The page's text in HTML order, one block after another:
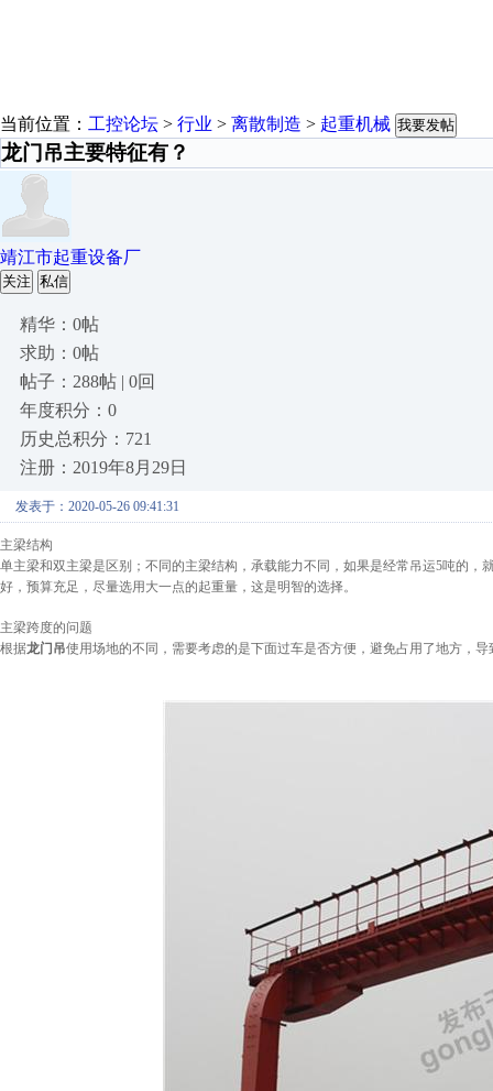
当前位置： 工控论坛 > 行业 > 离散制造 > 起重机械 我要发帖
龙门吊主要特征有？
靖江市起重设备厂
关注 私信
精华：0帖
求助：0帖
帖子：288帖 | 0回
年度积分：0
历史总积分：721
注册：2019年8月29日
发表于：2020-05-26 09:41:31
主梁结构
单主梁和双主梁是区别；不同的主梁结构，承载能力不同，如果是经常吊运5吨的，
好，预算充足，尽量选用大一点的起重量，这是明智的选择。
主梁跨度的问题
根据龙门吊使用场地的不同，需要考虑的是下面过车是否方便，避免占用了地方，